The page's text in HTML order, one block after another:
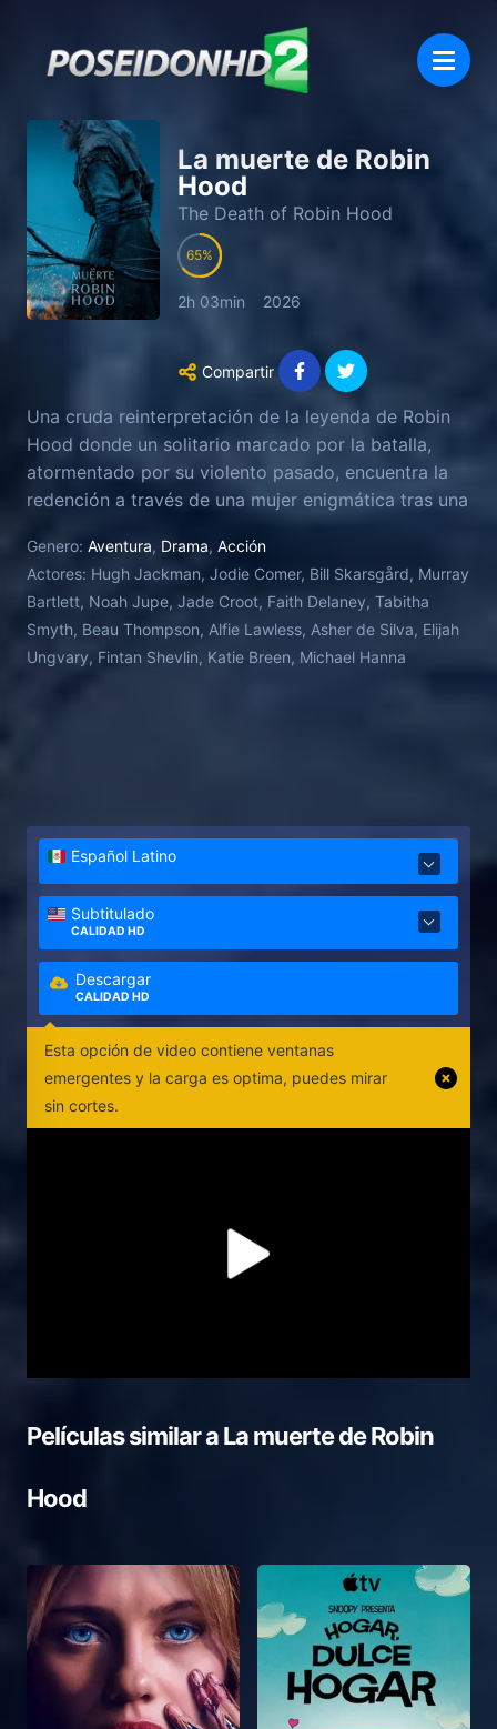
La muerte de Robin
Hood
The Death of Robin Hood
65
2h 03min 2026
Compartir
Una cruda reinterpretación de la leyenda de Robin
Hood donde un solitario marcado por la batalla,
atormentado por su violento pasado, encuentra la
redención a través de una mujer enigmática tras una
Genero: Aventura, Drama, Acción
Actores: Hugh Jackman, Jodie Comer, Bill Skarsgård, Murray
Bartlett, Noah Jupe, Jade Croot, Faith Delaney, Tabitha
Smyth, Beau Thompson, Alfie Lawless, Asher de Silva, Elijah
Ungvary, Fintan Shevlin, Katie Breen, Michael Hanna
Español Latino
Subtitulado
CALIDAD HD
Descargar
CALIDAD HD
Esta opción de video contiene ventanas
emergentes y la carga es optima, puedes mirar
sin cortes.
Películas similar aLa muerte de Robin
Hood